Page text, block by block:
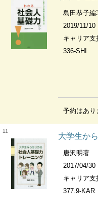
島田恭子編
2019/11/10
キャリア支
336-SHI
予約はあり
11
大学生から
唐沢明著
2017/04/30
キャリア支
377.9-KAR